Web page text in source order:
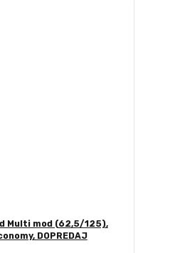
Multi mod (62,5/125),
DOPREDAJ